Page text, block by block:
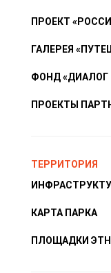
ПРОЕКТ
ГАЛЕРЕЯ
ФОНД «ДИАЛОГ
ПРОЕКТЫ
ТЕРРИТОРИЯ
КАРТА ПАРКА
ПЛОЩАДКИ